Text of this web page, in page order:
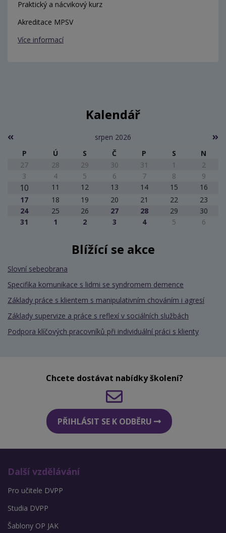
Praktický a nácvikový kurz
Akreditace MPSV
Více informací
Kalendář
srpen 2026
P
Ú S Č P S
N
27
28 29 30 31 1
2
3
4 5 6 7 8 9
10 11 12 13 14 15
16
17
18 19 20 21 22
23
24
25 26 27 28 29
30
31
1 2 3 4 5 6
Blížící se akce
Slovní sebeobrana
Specifika komunikace s lidmi se syndromem demence
Základy práce s klientem s manipulativním chováním i agresí
Základy supervize a práce s reflexí v sociálních službách
Podpora klíčových pracovníků při individuální práci s klienty
Chcete dostávat nabídky školení?
PŘIHLÁSIT SE K ODBĚRU
Další vzdělávání
Pro učitele DVPP
Studia DVPP
Šablony OP JAK